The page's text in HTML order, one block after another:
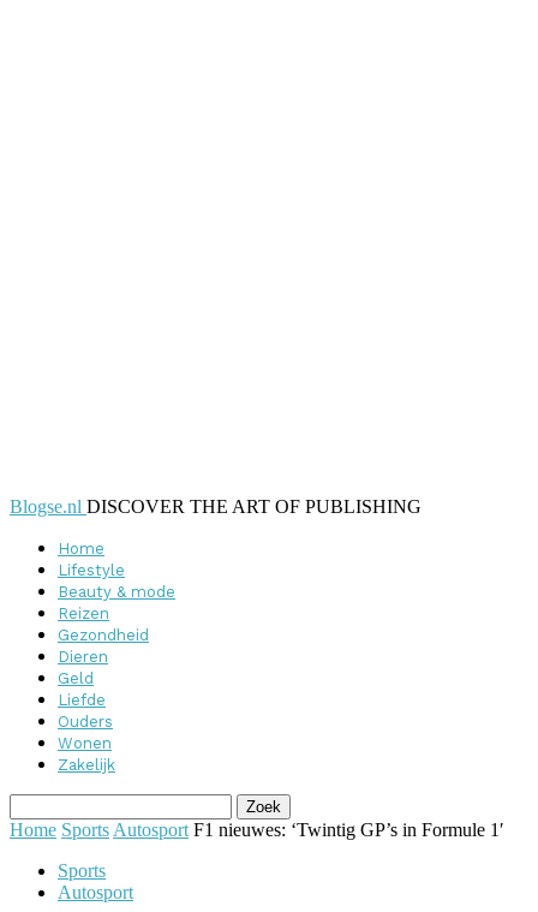
Blogse.nl DISCOVER THE ART OF PUBLISHING
Home
Lifestyle
Beauty & mode
Reizen
Gezondheid
Dieren
Geld
Liefde
Ouders
Wonen
Zakelijk
Home Sports Autosport F1 nieuwes: ‘Twintig GP’s in Formule 1′
Sports
Autosport